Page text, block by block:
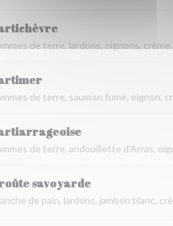
de terre, lardons, oignons,
de terre, saumon fumé, oignon,
de terre, andouillette d'Arras,
savoyarde
de pain, lardons, jambon blanc,